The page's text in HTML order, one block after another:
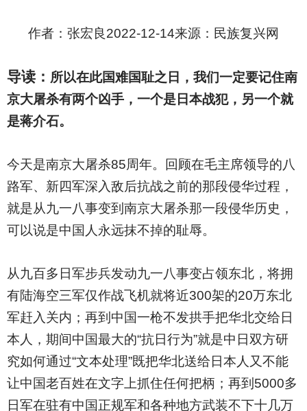
作者：张宏良2022-12-14来源：民族复兴网
导读： 所以在此国难国耻之日，我们一定要记住南
京大屠杀有两个凶手，一个是日本战犯，另一个就
是蒋介石。
今天是南京大屠杀85周年。回顾在毛主席领导的八
路军、新四军深入敌后抗战之前的那段侵华过程，
就是从九一八事变到南京大屠杀那一段侵华历史，
可以说是中国人永远抹不掉的耻辱。
从九百多日军步兵发动九一八事变占领东北，将拥
有陆海空三军仅作战飞机就将近300架的20万东北
军赶入关内；再到中国一枪不发拱手把华北交给日
本人，期间中国最大的“抗日行为”就是中日双方研
究如何通过“文本处理”既把华北送给日本人又不能
让中国老百姓在文字上抓住任何把柄；再到5000多
日军在驻有中国正规军和各种地方武装不下十几万